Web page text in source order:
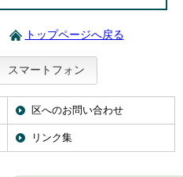
トップページへ戻る
スマートフォン
区へのお問い合わせ
リンク集